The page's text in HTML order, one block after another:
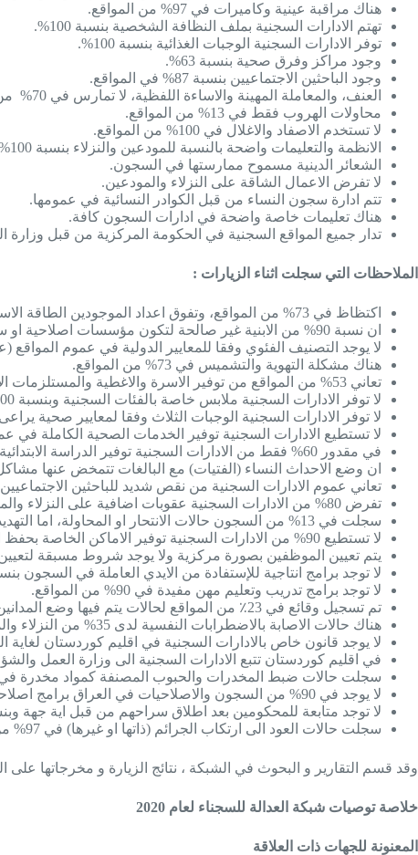
هناك مراقبة عينية وكاميرات في 97% من المواقع.
تهتم الادارات السجنية بملف النظافة الشخصية بنسبة 100%.
توفر الادارات السجنية الوجبات الغذائية بنسبة 100%.
وجود مراكز وفرق صحية بنسبة 63%.
وجود الباحثين الاجتماعيين بنسبة 87% في المواقع.
العنف، والمعاملة المهينة والاساءة اللفظية، لا تمارس في 70% من المواقع.
محاولات الهروب فقط في 13% من المواقع.
لا تستخدم الاصفاد والاغلال في 100% من المواقع.
الانظمة والتعليمات واضحة بالنسبة للمودعين والنزلاء بنسبة 100%.
الشعائر الدينية مسموح ممارستها في السجون.
لا تفرض الاعمال الشاقة على النزلاء والمودعين.
تتم ادارة سجون النساء من قبل الكوادر النسائية في عمومها.
هناك تعليمات خاصة واضحة في ادارات السجون كافة.
تدار جميع المواقع السجنية في الحكومة المركزية من قبل وزارة
الملاحظات التي سجلت اثناء الزيارات :
اكتظاظ في 73% من المواقع، وتفوق اعداد الموجودين الطاقة الاستيعابية لمعظم السجون، وفي كثير منها هناك اكتظاظ مفرط.
ان نسبة 90% من الابنية غير صالحة لتكون مؤسسات اصلاحية او سجنية، اما بسبب قدم المباني وبنيتها التحتية او انها غير مصممة لهذا الغرض اساسا.
لا يوجد التصنيف الفئوي وفقا للمعايير الدولية في عموم المواقع
هناك مشكلة التهوية والتشميس في 73% من المواقع.
تعاني 53% من المواقع من توفير الاسرة والاغطية والمستلزمات الاخرى.
لا توفر الادارات السجنية ملابس خاصة بالفئات السجنية وبنسبة 100%.
لا توفر الادارات السجنية الوجبات الثلاث وفقا لمعايير صحية يراعى
لا تستطيع الادارات السجنية توفير الخدمات الصحية الكاملة في
في مقدور 60% فقط من الادارات السجنية توفير الدراسة الابتدائية فقط وان 90% منها لا تستطيع توفير الدراسات الثانوية والجامعية.
ان وضع الاحداث النساء (الفتيات) مع البالغات تتمخض عنها
تعاني عموم الادارات السجنية من نقص شديد للباحثين الاجتماعيين
تفرض 80% من الادارات السجنية عقوبات اضافية على النزلاء والمودعين.
سجلت في 13% من السجون حالات الانتحار او المحاولة، اما التهديد بالانتحار فقد سجل في اغلب المواقع.
لا تستطيع 90% من الادارات السجنية توفير الاماكن الخاصة بحفظ الامتعة للسجناء لذا يتم الاحتفاظ بها داخل الزنازين.
يتم تعيين الموظفين بصورة مركزية ولا يوجد شروط مسبقة
لا توجد برامج انتاجية للإستفادة من الايدي العاملة في السجون بنسبة 100% من
لا توجد برامج تدريب وتعليم مهن مفيدة في 90% من المواقع.
تم تسجيل وقائع في 23٪ من المواقع لحالات يتم فيها وضع المدانين (أو أولئك الذين لا تزال قضاياهم معلقة) في السجن بانتظار التأكيد الطبي لحالتهم العقلية او النفسية.
هناك حالات الاصابة بالاضطرابات النفسية لدى 35% من النزلاء والمودعين اثناء فترة تنفيذ الاحكام عليهم.
لا يوجد قانون خاص بالادارات السجنية في اقليم كوردستان لغاية
في اقليم كوردستان تتبع الادارات السجنية الى وزارة العمل
سجلت حالات ضبط المخدرات والحبوب المصنفة كمواد مخدرة في 27% من المواقع السجنية في
لا يوجد في 90% من السجون والاصلاحيات في العراق برامج اصلاحية وتأهيلية وتقويمية وفقا للمعايير الدولية.
لا توجد متابعة للمحكومين بعد اطلاق سراحهم من قبل اية جهة وبنسبة
سجلت حالات العود الى ارتكاب الجرائم (ذاتها او غيرها) في 97% من المواقع التي تمت زيارتها.
وقد قسم التقارير و البحوث في الشبكة ، نتائج الزيارة و مخرجاتها
خلاصة توصيات شبكة العدالة للسجناء لعام 2020
المعنونة للجهات ذات العلاقة